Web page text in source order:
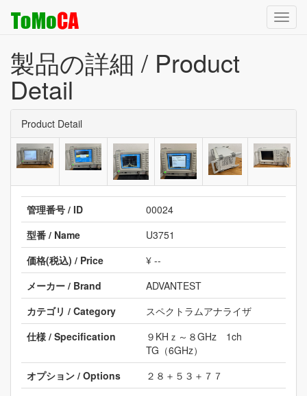
製品の詳細 / Product
Detail
Product Detail
管理番号 / ID
00024
型番 / Name
U3751
価格(税込) / Price
¥ --
メーカー / Brand
ADVANTEST
カテゴリ / Category
スペクトラムアナライザ
仕様 / Specification
９KHｚ～８GHz 1ch
TG（6GHz）
オプション / Options
２８＋５３＋７７